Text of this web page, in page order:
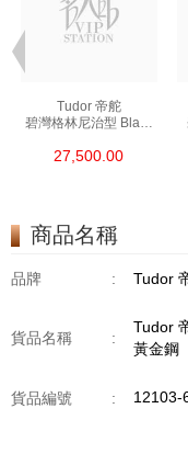
Tudor 帝舵
碧灣格林尼治型 Black
27,500.00
商品名稱
品牌 : Tudor
貨品名稱 :
Tudor
黃金鋼
貨品編號 : 12103-